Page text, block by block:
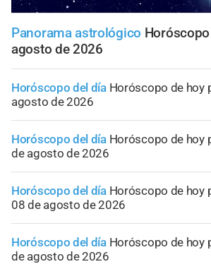
Panorama astrológico
agosto de 2026
Horóscopo del día Horóscopo de hoy
agosto de 2026
Horóscopo del día Horóscopo de hoy
de agosto de 2026
Horóscopo del día Horóscopo de hoy
08 de agosto de 2026
Horóscopo del día Horóscopo de hoy
de agosto de 2026